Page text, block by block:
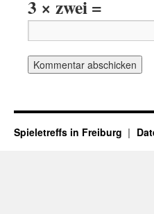
3 × zwei =
Spieletreffs in Freiburg